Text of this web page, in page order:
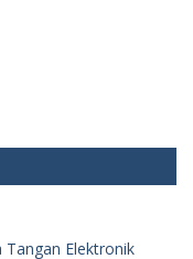
Tangan Elektronik